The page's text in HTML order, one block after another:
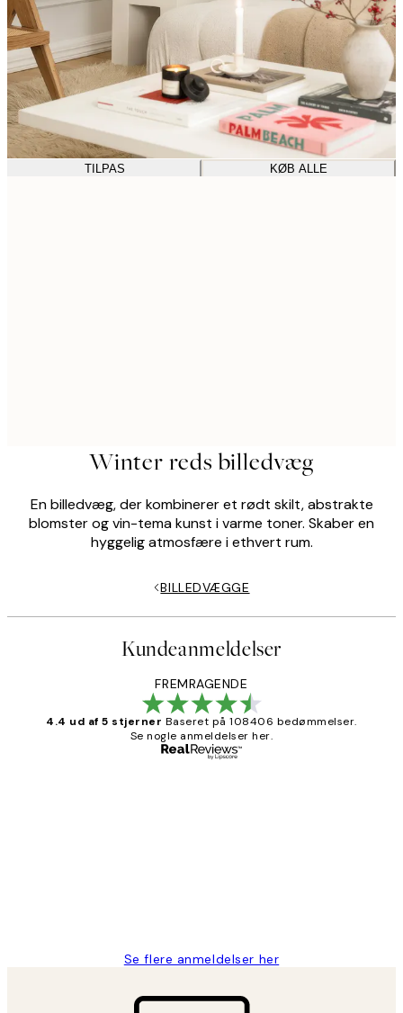
TILPAS KØB ALLE
Winter reds billedvæg
En billedvæg, der kombinerer et rødt skilt, abstrakte
blomster og vin-tema kunst i varme toner. Skaber en
hyggelig atmosfære i ethvert rum.
BILLEDVÆGGE
Kundeanmeldelser
FREMRAGENDE
4.4 ud af 5 stjerner Baseret på 108406 bedømmelser.
Se nogle anmeldelser her.
Se flere anmeldelser her